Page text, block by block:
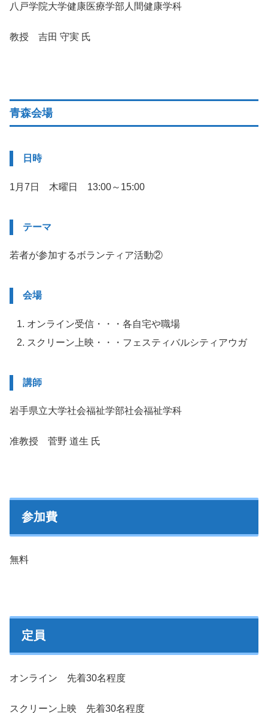
八戸学院大学健康医療学部人間健康学科
教授 吉田 守実 氏
青森会場
日時
1月7日 木曜日 13:00～15:00
テーマ
若者が参加するボランティア活動②
会場
オンライン受信・・・各自宅や職場
スクリーン上映・・・フェスティバルシティアウガ
講師
岩手県立大学社会福祉学部社会福祉学科
准教授 菅野 道生 氏
参加費
無料
定員
オンライン 先着30名程度
スクリーン上映 先着30名程度